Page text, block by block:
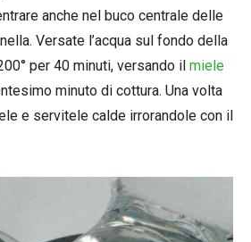
anche nel buco centrale delle
Versate l’acqua sul fondo della
per 40 minuti, versando il miele
minuto di cottura. Una volta
e servitele calde irrorandole con il